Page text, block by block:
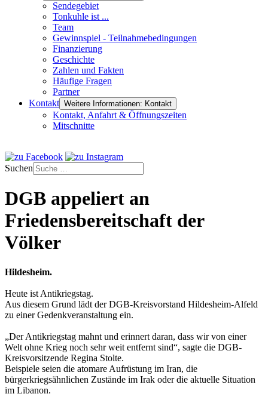
Sendegebiet
Tonkuhle ist ...
Team
Gewinnspiel - Teilnahmebedingungen
Finanzierung
Geschichte
Zahlen und Fakten
Häufige Fragen
Partner
Kontakt Weitere Informationen: Kontakt
Kontakt, Anfahrt & Öffnungszeiten
Mitschnitte
Suchen
DGB appeliert an
Friedensbereitschaft der
Völker
Hildesheim.
Heute ist Antikriegstag.
Aus diesem Grund lädt der DGB-Kreisvorstand Hildesheim-Alfeld
zu einer Gedenkveranstaltung ein.
„Der Antikriegstag mahnt und erinnert daran, dass wir von einer
Welt ohne Krieg noch sehr weit entfernt sind“, sagte die DGB-
Kreisvorsitzende Regina Stolte.
Beispiele seien die atomare Aufrüstung im Iran, die
bürgerkriegsähnlichen Zustände im Irak oder die aktuelle Situation
im Libanon.